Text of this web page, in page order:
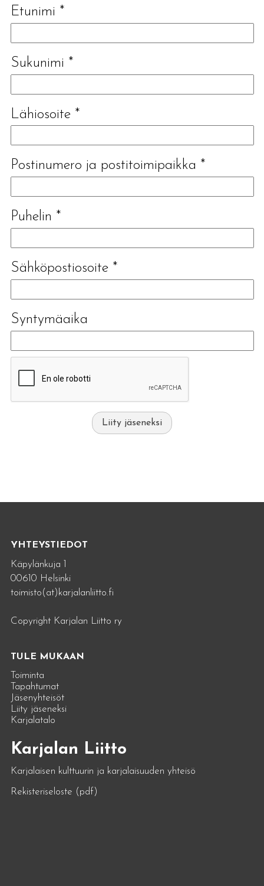
Etunimi *
Sukunimi *
Lähiosoite *
Postinumero ja postitoimipaikka *
Puhelin *
Sähköpostiosoite *
Syntymäaika
Liity jäseneksi
YHTEYSTIEDOT
Käpylänkuja 1
00610 Helsinki
toimisto(at)karjalanliitto.fi
Copyright Karjalan Liitto ry
TULE MUKAAN
Toiminta
Tapahtumat
Jäsenyhteisöt
Liity jäseneksi
Karjalatalo
Karjalan Liitto
Karjalaisen kulttuurin ja karjalaisuuden yhteisö
Rekisteriseloste (pdf)